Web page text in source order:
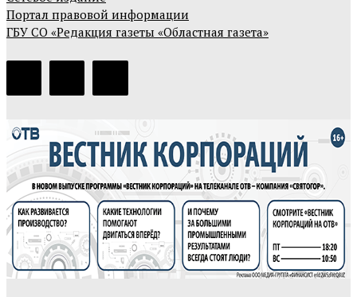
Портал правовой информации
ГБУ СО «Редакция газеты «Областная газета»